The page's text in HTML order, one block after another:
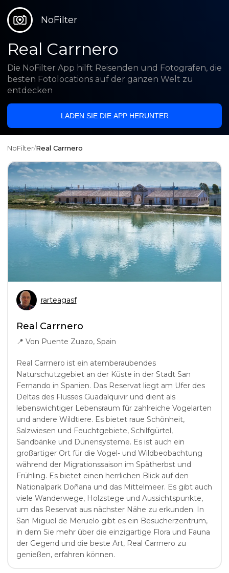
NoFilter
Real Carrnero
Die NoFilter App hilft Reisenden und Fotografen, die
besten Fotolocations auf der ganzen Welt zu
entdecken
LADEN SIE DIE APP HERUNTER
NoFilter/Real Carrnero
rarteagasf
Real Carrnero
📍 Von Puente Zuazo, Spain
Real Carrnero ist ein atemberaubendes
Naturschutzgebiet an der Küste in der Stadt San
Fernando in Spanien. Das Reservat liegt am Ufer des
Deltas des Flusses Guadalquivir und dient als
lebenswichtiger Lebensraum für zahlreiche Vogelarten
und andere Wildtiere. Es bietet raue Schönheit,
Salzwiesen und Feuchtgebiete, Schilfgürtel,
Sandbänke und Dünensysteme. Es ist auch ein
großartiger Ort für die Vogel- und Wildbeobachtung
während der Migrationssaison im Spätherbst und
Frühling. Es bietet einen herrlichen Blick auf den
Nationalpark Doñana und das Mittelmeer. Es gibt auch
viele Wanderwege, Holzstege und Aussichtspunkte,
um das Reservat aus nächster Nähe zu erkunden. In
San Miguel de Meruelo gibt es ein Besucherzentrum,
in dem Sie mehr über die einzigartige Flora und Fauna
der Gegend und die beste Art, Real Carrnero zu
genießen, erfahren können.